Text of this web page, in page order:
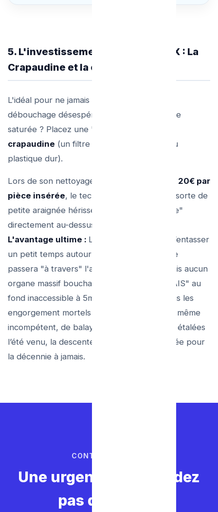
5. L'investissement rentabilisé 10X : La
Crapaudine et la crépine filtrante
L'idéal pour ne jamais avoir à repayer un
débouchage désespérée à 150 euros la buse
saturée ? Placez une "garde suisse" : La
crapaudine (un filtre d'avaloir métallique ou
plastique dur).
Lors de son nettoyage,
pour environ 15 ou 20€ par
pièce insérée, le technicien enfonce "une sorte de
petite araignée hérissée galvanisée en boule"
directement au-dessus du trou plongeant.
L'avantage ultime : Les feuilles pourront s’entasser
un petit temps autour dans le zinz, l'eau elle
passera "à travers" l'araignée grillagée... mais aucun
organe massif bouchant ne "tombora JAMAIS" au
fond inaccessible à 5m sous le mur. Finis tous les
engorgement mortels : il vous suffirait juste, même
incompétent, de balayer vite-fait les feuilles étalées
l’été venu, la descente longue étant protégée pour
la décennie à jamais.
CONTACTEZ-NOUS
Une urgence ? Ne perdez
pas de temps.